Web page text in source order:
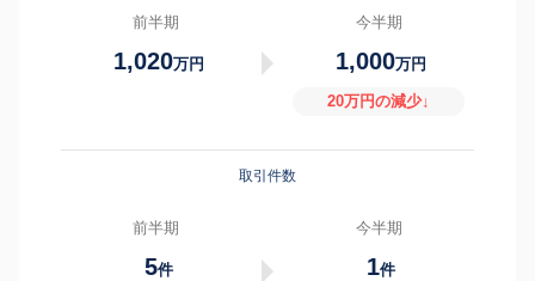
前半期
1,020万円
今半期
1,000万円
20万円の減少↓
取引件数
前半期
5件
今半期
1件